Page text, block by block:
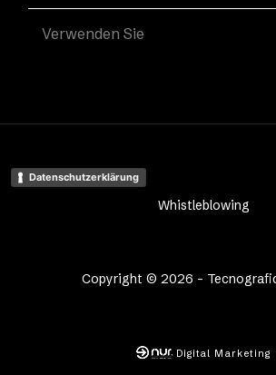
Verwenden Sie
Copyright © 2026 -
Datenschutzerklärung
Whistleblowing
Digital Marketing